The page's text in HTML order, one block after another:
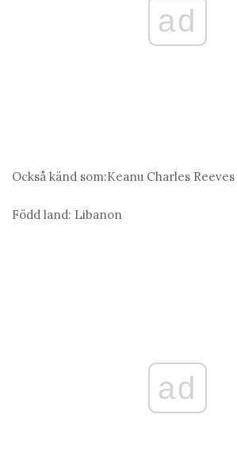
ad
Också känd som:Keanu Charles Reeves
Född land: Libanon
ad